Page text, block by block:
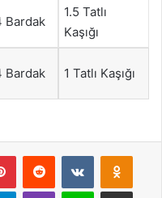
Bardak
1.5 Tatlı
Kaşığı
Bardak 1 Tatlı Kaşığı
PinterestReddit VKontakte
TelegramViber Line E-Posta ile